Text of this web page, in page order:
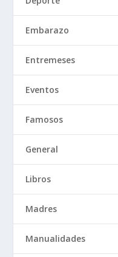
Embarazo
Entremeses
Eventos
Famosos
General
Libros
Madres
Manualidades